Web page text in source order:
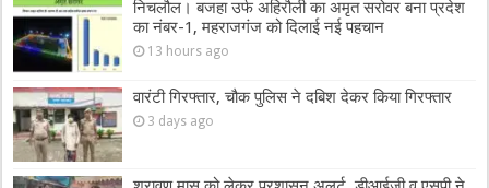
निचलौल। बजहा उर्फ अहिरौली का अमृत सरोवर बना प्रदेश
का नंबर-1, महराजगंज को दिलाई नई पहचान
13 hours ago
वारंटी गिरफ्तार, चौक पुलिस ने दबिश देकर किया गिरफ्तार
3 days ago